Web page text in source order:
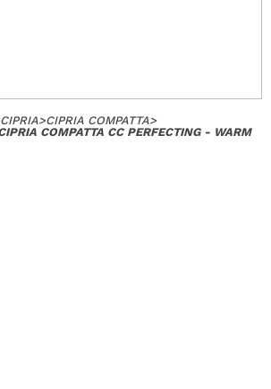
CIPRIA>CIPRIA COMPATTA>
COMPATTA CC PERFECTING - WARM